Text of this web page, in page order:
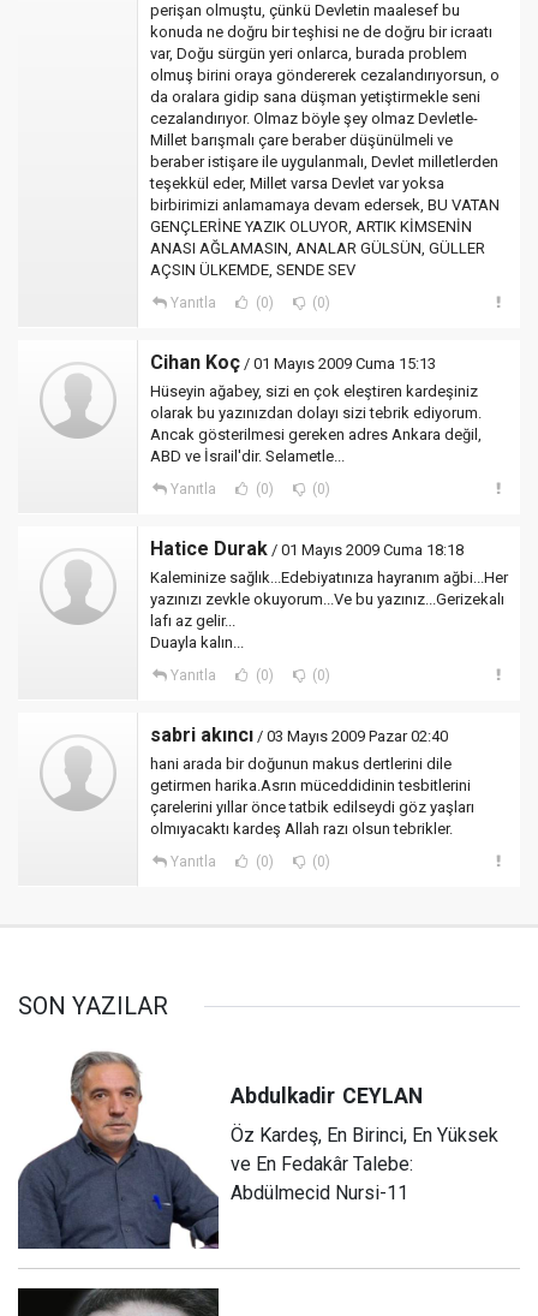
perişan olmuştu, çünkü Devletin maalesef bu
konuda ne doğru bir teşhisi ne de doğru bir icraatı
var, Doğu sürgün yeri onlarca, burada problem
olmuş birini oraya göndererek cezalandırıyorsun, o
da oralara gidip sana düşman yetiştirmekle seni
cezalandırıyor. Olmaz böyle şey olmaz Devletle-
Millet barışmalı çare beraber düşünülmeli ve
beraber istişare ile uygulanmalı, Devlet milletlerden
teşekkül eder, Millet varsa Devlet var yoksa
birbirimizi anlamamaya devam edersek, BU VATAN
GENÇLERİNE YAZIK OLUYOR, ARTIK KİMSENİN
ANASI AĞLAMASIN, ANALAR GÜLSÜN, GÜLLER
AÇSIN ÜLKEMDE, SENDE SEV
Yanıtla (0) (0)
Cihan Koç / 01 Mayıs 2009 Cuma 15:13
Hüseyin ağabey, sizi en çok eleştiren kardeşiniz
olarak bu yazınızdan dolayı sizi tebrik ediyorum.
Ancak gösterilmesi gereken adres Ankara değil,
ABD ve İsrail'dir. Selametle...
Yanıtla (0) (0)
Hatice Durak / 01 Mayıs 2009 Cuma 18:18
Kaleminize sağlık...Edebiyatınıza hayranım ağbi...Her
yazınızı zevkle okuyorum...Ve bu yazınız...Gerizekalı
lafı az gelir...
Duayla kalın...
Yanıtla (0) (0)
sabri akıncı / 03 Mayıs 2009 Pazar 02:40
hani arada bir doğunun makus dertlerini dile
getirmen harika.Asrın müceddidinin tesbitlerini
çarelerini yıllar önce tatbik edilseydi göz yaşları
olmıyacaktı kardeş Allah razı olsun tebrikler.
Yanıtla (0) (0)
SON YAZILAR
Abdulkadir CEYLAN
Öz Kardeş, En Birinci, En Yüksek
ve En Fedakâr Talebe:
Abdülmecid Nursi-11